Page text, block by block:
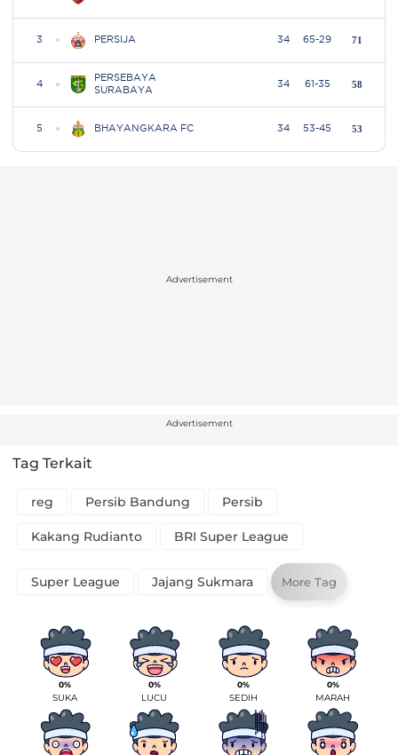
Advertisement
Advertisement
Tag Terkait
reg Persib Bandung Persib
Kakang Rudianto BRI Super League
Super League Jajang Sukmara More Tag
0%
SUKA
0%
LUCU
0%
SEDIH
0%
MARAH